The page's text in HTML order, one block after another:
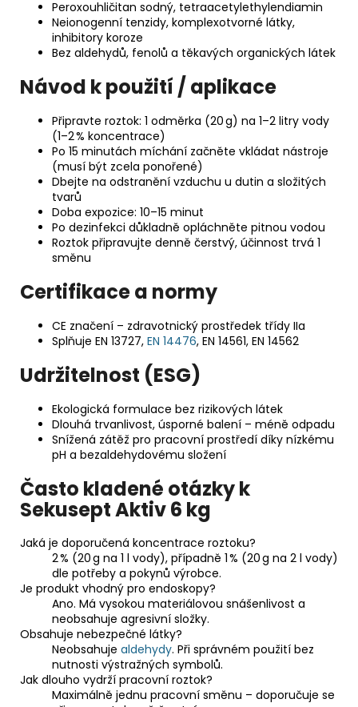
Peroxouhličitan sodný, tetraacetylethylendiamin
Neionogenní tenzidy, komplexotvorné látky,
inhibitory koroze
Bez aldehydů, fenolů a těkavých organických látek
Návod k použití / aplikace
Připravte roztok: 1 odměrka (20 g) na 1–2 litry vody
(1–2 % koncentrace)
Po 15 minutách míchání začněte vkládat nástroje
(musí být zcela ponořené)
Dbejte na odstranění vzduchu u dutin a složitých
tvarů
Doba expozice: 10–15 minut
Po dezinfekci důkladně opláchněte pitnou vodou
Roztok připravujte denně čerstvý, účinnost trvá 1
směnu
Certifikace a normy
CE značení – zdravotnický prostředek třídy IIa
Splňuje EN 13727, EN 14476, EN 14561, EN 14562
Udržitelnost (ESG)
Ekologická formulace bez rizikových látek
Dlouhá trvanlivost, úsporné balení – méně odpadu
Snížená zátěž pro pracovní prostředí díky nízkému
pH a bezaldehydovému složení
Často kladené otázky k
Sekusept Aktiv 6 kg
Jaká je doporučená koncentrace roztoku?
2 % (20 g na 1 l vody), případně 1 % (20 g na 2 l vody)
dle potřeby a pokynů výrobce.
Je produkt vhodný pro endoskopy?
Ano. Má vysokou materiálovou snášenlivost a
neobsahuje agresivní složky.
Obsahuje nebezpečné látky?
Neobsahuje aldehydy. Při správném použití bez
nutnosti výstražných symbolů.
Jak dlouho vydrží pracovní roztok?
Maximálně jednu pracovní směnu – doporučuje se